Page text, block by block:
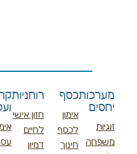
מערכות
יחסים
זוגיות
משפחה
כסף
אימון
לכסף
חינוך
רוחניות
חזון אישי
לחיים
דמיון